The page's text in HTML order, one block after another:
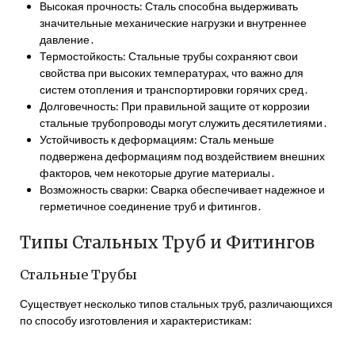
Высокая прочность: Сталь способна выдерживать
значительные механические нагрузки и внутреннее
давление․
Термостойкость: Стальные трубы сохраняют свои
свойства при высоких температурах, что важно для
систем отопления и транспортировки горячих сред․
Долговечность: При правильной защите от коррозии
стальные трубопроводы могут служить десятилетиями․
Устойчивость к деформациям: Сталь меньше
подвержена деформациям под воздействием внешних
факторов, чем некоторые другие материалы․
Возможность сварки: Сварка обеспечивает надежное и
герметичное соединение труб и фитингов․
Типы Стальных Труб и Фитингов
Стальные Трубы
Существует несколько типов стальных труб, различающихся
по способу изготовления и характеристикам: